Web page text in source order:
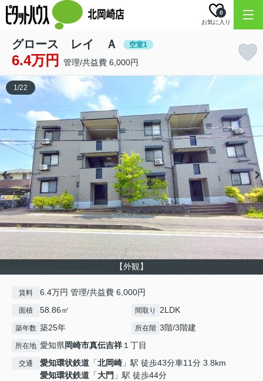
お気に入り
0
グロース レイ Ａ 空室1
6.4万円 管理/共益費 6,000円
【外観】
1/22
賃料 6.4万円 管理/共益費 6,000円
面積 58.86㎡ 間取り 2LDK
築年数 築25年 所在階 3階/3階建
所在地 愛知県岡崎市真伝吉祥１丁目
交通 愛知環状鉄道 「北岡崎 」駅 徒歩43分車11分 3.8km
愛知環状鉄道 「大門 」駅 徒歩44分